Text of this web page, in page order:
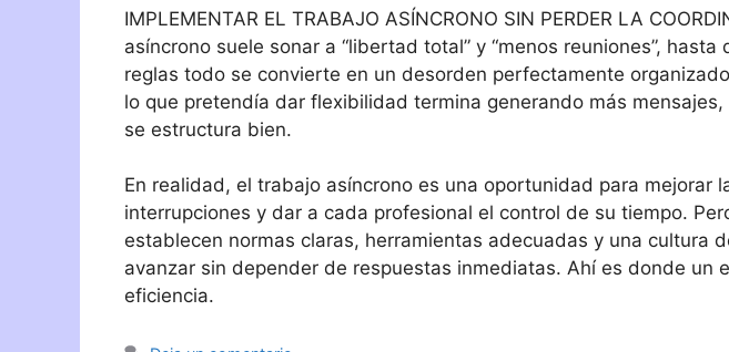
IMPLEMENTAR EL TRABAJO ASÍNCRONO SIN PERDER LA
asíncrono suele sonar a “libertad total” y “menos reuniones”,
reglas todo se convierte en un desorden perfectamente
lo que pretendía dar flexibilidad termina generando más
se estructura bien.
En realidad, el trabajo asíncrono es una oportunidad para mejorar
interrupciones y dar a cada profesional el control de su tiempo.
establecen normas claras, herramientas adecuadas y una cultura
avanzar sin depender de respuestas inmediatas. Ahí es donde un
eficiencia.